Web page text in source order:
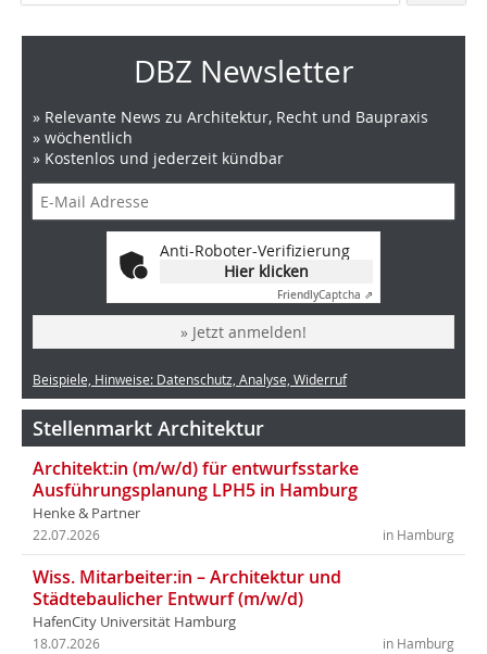
DBZ Newsletter
» Relevante News zu Architektur, Recht und Baupraxis
» wöchentlich
» Kostenlos und jederzeit kündbar
Anti-Roboter-Verifizierung
Hier klicken
FriendlyCaptcha ⇗
» Jetzt anmelden!
Beispiele, Hinweise: Datenschutz, Analyse, Widerruf
Stellenmarkt Architektur
Architekt:in (m/w/d) für entwurfsstarke
Ausführungsplanung LPH5 in Hamburg
Henke & Partner
in Hamburg
22.07.2026
Wiss. Mitarbeiter:in – Architektur und
Städtebaulicher Entwurf (m/w/d)
HafenCity Universität Hamburg
in Hamburg
18.07.2026